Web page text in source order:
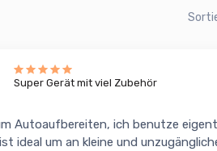
Super Gerät mit viel Zubehör
Autoaufbereiten, ich benutze
ideal um an kleine und